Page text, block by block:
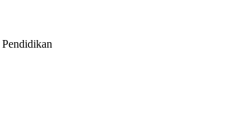
Pendidikan